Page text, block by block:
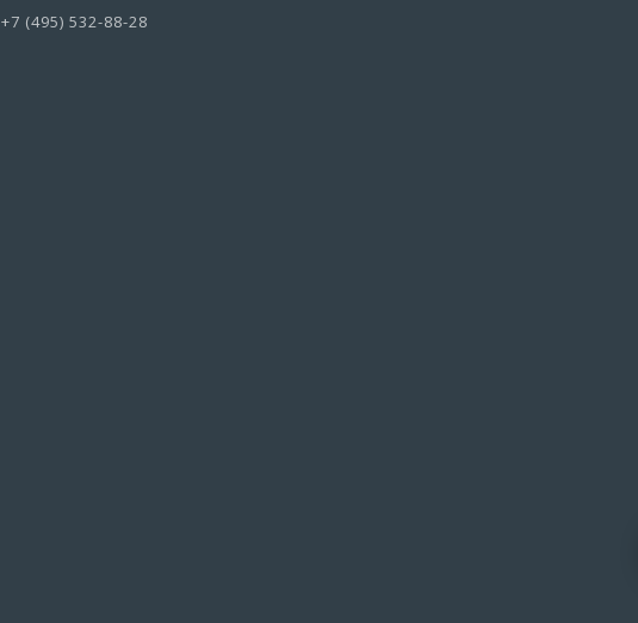
+7 (495) 532-88-28